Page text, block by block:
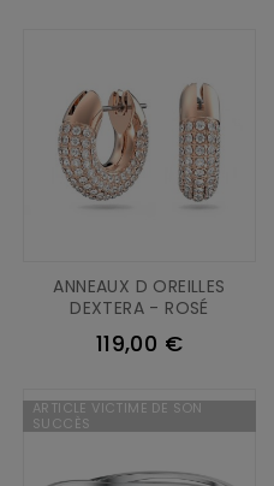
ANNEAUX D OREILLES
DEXTERA - ROSÉ
119,00 €
ARTICLE VICTIME DE SON
SUCCÈS